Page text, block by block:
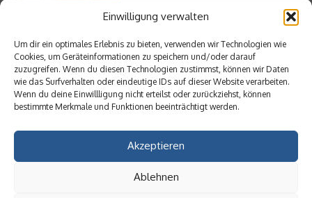
Einwilligung verwalten
Um dir ein optimales Erlebnis zu bieten, verwenden wir Technologien wie
Cookies, um Geräteinformationen zu speichern und/oder darauf
zuzugreifen. Wenn du diesen Technologien zustimmst, können wir Daten
wie das Surfverhalten oder eindeutige IDs auf dieser Website verarbeiten.
Wenn du deine Einwillligung nicht erteilst oder zurückziehst, können
bestimmte Merkmale und Funktionen beeinträchtigt werden.
Akzeptieren
Ablehnen
Hilton Worldwide: Eine Ikone der globalen
Hotellerie im Wandel der Zeit
Digitalisierung als Wettbewerbsvorteil